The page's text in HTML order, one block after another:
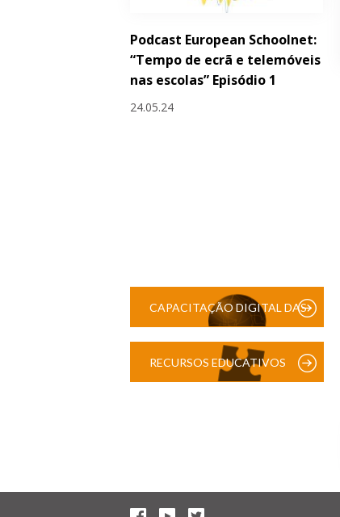
Podcast European Schoolnet:
“Tempo de ecrã e telemóveis
nas escolas” Episódio 1
24.05.24
CAPACITAÇÃO DIGITAL DAS
RECURSOS EDUCATIVOS